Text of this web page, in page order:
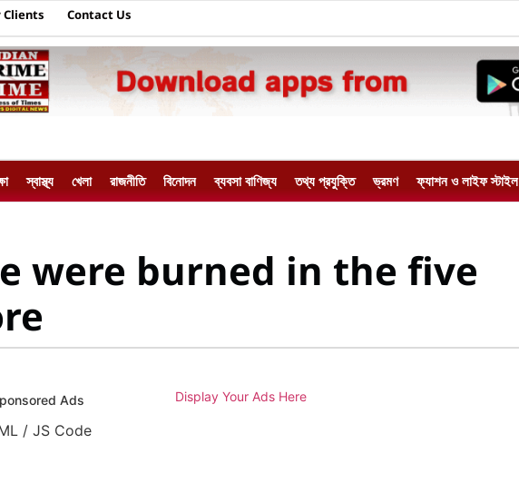
Clients Contact Us
স্বাস্থ্য খেলা রাজনীতি বিনোদন ব্যবসা বাণিজ্য তথ্য প্রযুক্তি ভ্রমণ ফ্যাশন ও লাইফ স্টাইল
were burned in the five
Ads Display Your Ads Here
/ JS Code